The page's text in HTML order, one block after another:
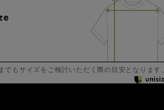
でもサイズをご検討いただく際の目安となります。